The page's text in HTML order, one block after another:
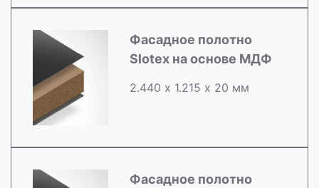
Фасадное полотно
Slotex на основе МДФ
2.440 х 1.215 х 20 мм
Фасадное полотно